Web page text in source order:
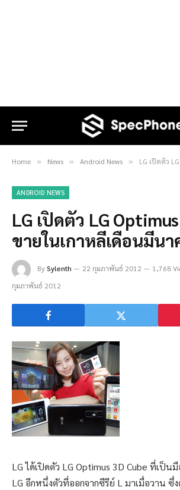
Home » News » Android News » LG เปิดตัว LG
ANDROID NEWS
LG เปิดตัว LG
ขายในเกาหลีเดือนมีนา
BySylenth 22 กุมภาพันธ์ 2012 1,768
กุมภาพันธ์ 2012
LG ได้เปิดตัว LG Optimus 3D Cube ที่เป็น
LG อีกหนึ่งตัวที่ออกจากซีรีย์ L มาเมื่อวาน ซึ่